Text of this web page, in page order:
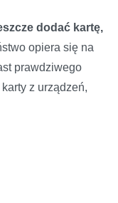
dodać kartę,
opiera się na
prawdziwego
z urządzeń,